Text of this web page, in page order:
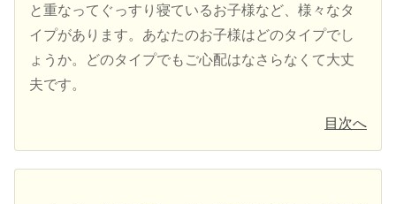
と重なってぐっすり寝ているお子様など、様々なタ
イプがあります。あなたのお子様はどのタイプでし
ょうか。どのタイプでもご心配はなさらなくて大丈
夫です。
目次へ